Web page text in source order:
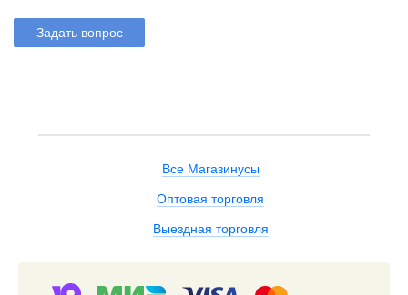
Задать вопрос
Все Магазинусы
Оптовая торговля
Выездная торговля